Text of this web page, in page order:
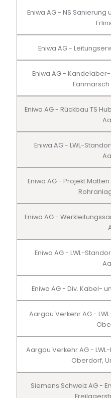
Eniwa AG - NS Sanierung
Eniwa AG -
Eniwa AG -
Fanmarsch
Eniwa AG - Rückbau TS
Eniwa AG - LWL-
Eniwa AG - Projekt
Eniwa AG -
Eniwa AG - LWL-
Eniwa AG - Div. Kabel-
Aargau Verkehr AG -
Aargau Verkehr AG -
Oberdorf,
Siemens Schweiz AG -